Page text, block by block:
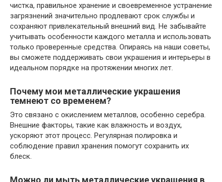
чистка, правильное хранение и своевременное устранение
загрязнений значительно продлевают срок службы и
сохраняют привлекательный внешний вид. Не забывайте
учитывать особенности каждого металла и использовать
только проверенные средства. Опираясь на наши советы,
вы сможете поддерживать свои украшения и интерьеры в
идеальном порядке на протяжении многих лет.
Почему мои металлические украшения
темнеют со временем?
Это связано с окислением металлов, особенно серебра.
Внешние факторы, такие как влажность и воздух,
ускоряют этот процесс. Регулярная полировка и
соблюдение правил хранения помогут сохранить их
блеск.
Можно ли мыть металлические украшения в